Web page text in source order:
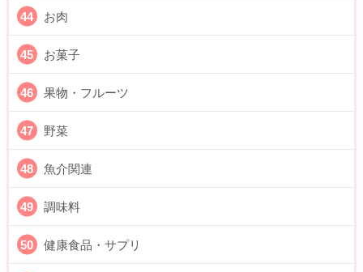
お肉
お菓子
果物・フルーツ
野菜
魚介関連
調味料
健康食品・サプリ